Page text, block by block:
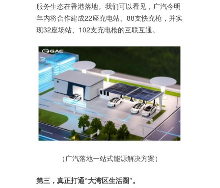
服务生态在香港落地。我们可以看见，广汽今明
年内将合作建成22座充电站、88支快充枪，并实
现32座场站、102支充电枪的互联互通。
（广汽落地一站式能源解决方案）
第三，真正打通“大湾区生活圈”。